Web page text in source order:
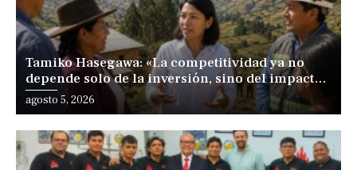
Tamiko Hasegawa: «La competitividad ya no
depende solo de la inversión, sino del impacto
positivo en los territorios y las personas»
agosto 5, 2026